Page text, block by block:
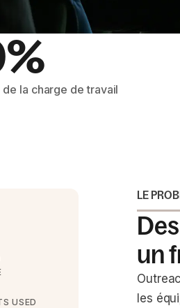
de la charge de travail
USED
LE
un
les